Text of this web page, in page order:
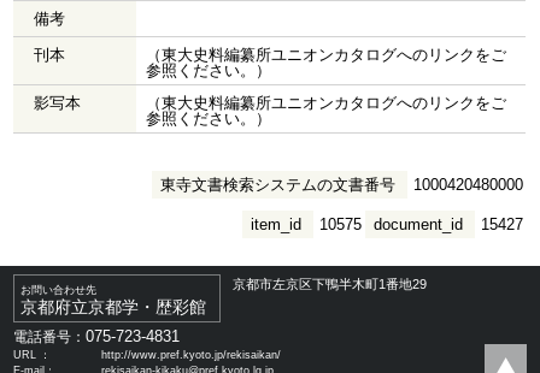
備考
刊本
（東大史料編纂所ユニオンカタログへのリンクをご
参照ください。）
影写本
（東大史料編纂所ユニオンカタログへのリンクをご
参照ください。）
東寺文書検索システムの文書番号 1000420480000
document_id 15427
item_id 10575
お問い合わせ先
京都府立京都学・歴彩館
京都市左京区下鴨半木町1番地29
電話番号：075-723-4831
URL ：
http://www.pref.kyoto.jp/rekisaikan/
E-mail：
rekisaikan-kikaku@pref.kyoto.lg.jp